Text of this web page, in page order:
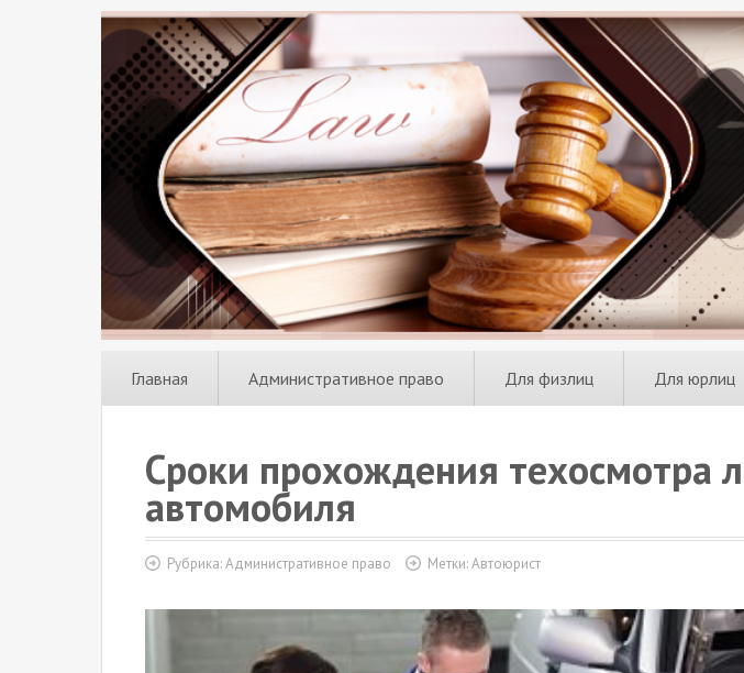
Главная Административное право Для физлиц Для юрлиц
Сроки прохождения техосмотра
автомобиля
Рубрика:Административное право Метки:Автоюрист